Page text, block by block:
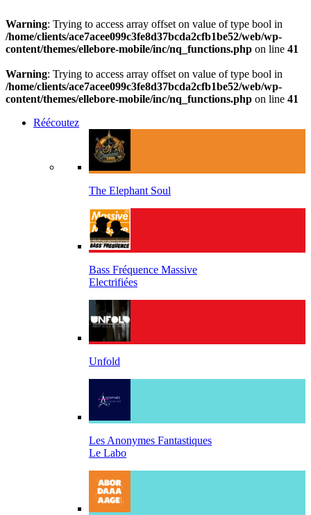
Warning: Trying to access array offset on value of type bool in
/home/clients/ace7acee099c3fe8d37bcda2cfb1be52/web/wp-
content/themes/ellebore-mobile/inc/nq_functions.php on line 41
Warning: Trying to access array offset on value of type bool in
/home/clients/ace7acee099c3fe8d37bcda2cfb1be52/web/wp-
content/themes/ellebore-mobile/inc/nq_functions.php on line 41
Réécoutez
The Elephant Soul
Bass Fréquence Massive
Electrifiées
Unfold
Les Anonymes Fantastiques
Le Labo